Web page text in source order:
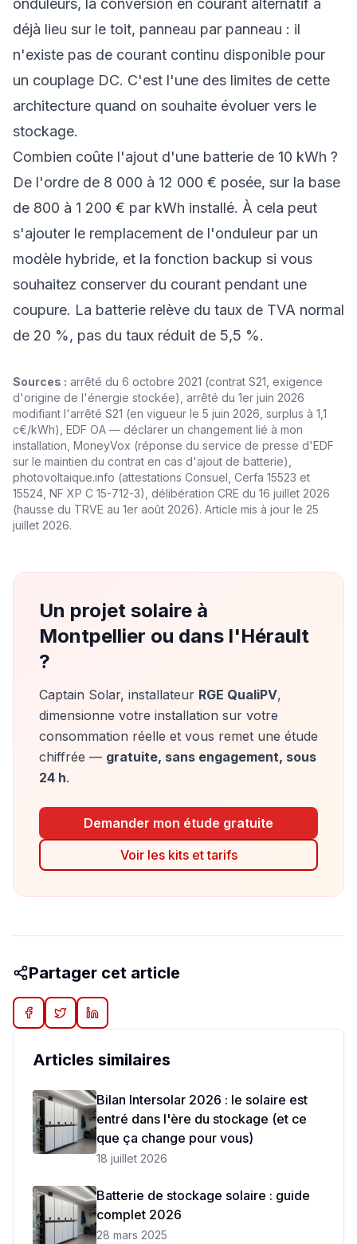
onduleurs, la conversion en courant alternatif a
déjà lieu sur le toit, panneau par panneau : il
n'existe pas de courant continu disponible pour
un couplage DC. C'est l'une des limites de cette
architecture quand on souhaite évoluer vers le
stockage.
Combien coûte l'ajout d'une batterie de 10 kWh ?
De l'ordre de 8 000 à 12 000 € posée, sur la base
de 800 à 1 200 € par kWh installé. À cela peut
s'ajouter le remplacement de l'onduleur par un
modèle hybride, et la fonction backup si vous
souhaitez conserver du courant pendant une
coupure. La batterie relève du taux de TVA normal
de 20 %, pas du taux réduit de 5,5 %.
Sources : arrêté du 6 octobre 2021 (contrat S21, exigence
d'origine de l'énergie stockée), arrêté du 1er juin 2026
modifiant l'arrêté S21 (en vigueur le 5 juin 2026, surplus à 1,1
c€/kWh), EDF OA — déclarer un changement lié à mon
installation, MoneyVox (réponse du service de presse d'EDF
sur le maintien du contrat en cas d'ajout de batterie),
photovoltaique.info (attestations Consuel, Cerfa 15523 et
15524, NF XP C 15-712-3), délibération CRE du 16 juillet 2026
(hausse du TRVE au 1er août 2026). Article mis à jour le 25
juillet 2026.
Un projet solaire à
Montpellier ou dans l'Hérault
?
Captain Solar, installateur RGE QualiPV,
dimensionne votre installation sur votre
consommation réelle et vous remet une étude
chiffrée — gratuite, sans engagement, sous
24 h.
Demander mon étude gratuite
Voir les kits et tarifs
Partager cet article
Articles similaires
Bilan Intersolar 2026 : le solaire est
entré dans l'ère du stockage (et ce
que ça change pour vous)
18 juillet 2026
Batterie de stockage solaire : guide
complet 2026
28 mars 2025